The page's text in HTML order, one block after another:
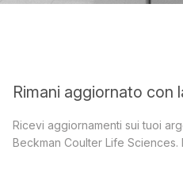
Rimani aggiornato con
Ricevi aggiornamenti sui tuoi
Beckman Coulter Life Sciences.